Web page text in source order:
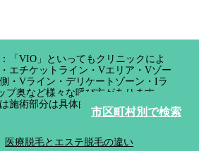
市区町村別で検索
「VIO」といってもクリニックによ
エチケットライン・Vエリア・Vゾー
・Vライン・デリケートゾーン・Iラ
プ奥など様々な呼び方があります。
施術部分は具体的に確認してくださ
医療脱毛とエステ脱毛の違い